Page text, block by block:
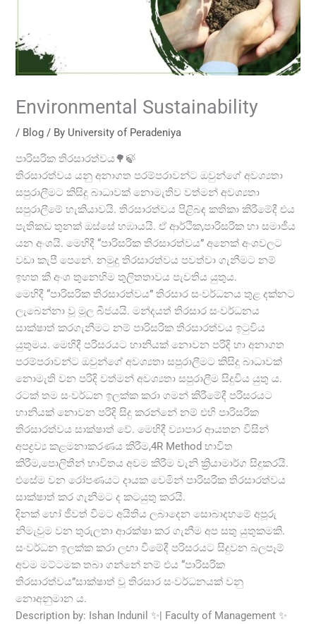
Environmental Sustainability
/ Blog / By University of Peradeniya
පාරිසරික තිරසාරත්වය🌳🍃
තිරසාරත්වය යනු අනාගත පරම්පරාවන්ට ඔවුන්ගේ අවශ්‍යතා
සපුරාලීමට කිසිදු බාධාවක් නොමැතිව වත්මන් අවශ්‍යතා
සපුරාලීමේ හැකියාවයි. තිරසාරත්වය පිළිබඳ කතිකා කිරීමේදී එය
පැතිකඩ තුනක් ඔස්සේ හඹායයි. ඒ ආර්ථික,පාරිසරික හා සමාජීය
යන අංශයි. මෙහිදී “පාරිසරික තිරසාරත්වය” අනෙක් අංශවලට
වඩා කැපී පෙනේ. නමුදු තිරසාරත්වය පවත්වා ගැනීමට නම්
ඉහත කී අංශ තුනෙහිම තුලිතතාවය පැවතිය යුතුය.
මෙහිදී “පාරිසරික තිරසාරත්වය” තිරසාර සංවර්ධනය තුළ දක්නට
ලැබෙන්නා වූ මූල බීජයයි. මන්දයත් තිරසාර සංවර්ධනය
සාක්ෂාත් කරගැනීමට නම් පාරිසරික තිරසාරත්වය ඉටුවිය
යුතුමය. මෙහිදී පරිසරයට හානියක් නොවන පරිදි හා අනාගත
පරම්පරාවන්ට ඔවුන්ගේ අවශ්‍යතා සපුරාලීමට කිසිදු බාධාවක්
නොමැති වන පරිදි වත්මන් අවශ්‍යතා සපුරාලීම සිදුවිය යුතු ය.
රටක් තම සංවර්ධන ඉලක්ක කරා ගමන් කිරීමේදී පරිසරයට
හානියක් නොවන පරිදි සිදු කරන්නේ නම් එහි පාරිසරික
තිරසාරත්වය සාක්ෂාත් වේ. මෙහිදී ව්‍යාපාර ආයතන විසින්
අපද්‍රව්‍ය කළමනාකරණය කිරීම,4R Method භාවිත
කිරීම,පොලිතීන් භාවිතය අවම කිරීම වැනි ක්‍රියාමාර්ග සිදුකරයි.
එසේම වන රෝපණයට දායක වෙමින් පාරිසරික තිරසාරත්වය
සාක්ෂාත් කර ගැනීමට ද කටයුතු කරයි.
දිනක් හෝ ජීවත් වීමට අයිතිය ලබාදෙන සොබාදහමේ අපූරු
නිමැවුම වන තුරුලතා ආරක්ෂා කර ගැනීම අප සතු යුතුකමකි.
සංවර්ධන ඉලක්ක කරා ලඟා වීමේදී පරිසරයට සිදුවන බලපෑම්
අවම මට්ටමක තබා ගන්නේ නම් එය “පාරිසරික
තිරසාරත්වය”සාක්ෂාත් වූ තිරසාර සංවර්ධනයක් වනු
නොඅනුමාන ය.
Description by: Ishan Indunil ✨| Faculty of Management ✨